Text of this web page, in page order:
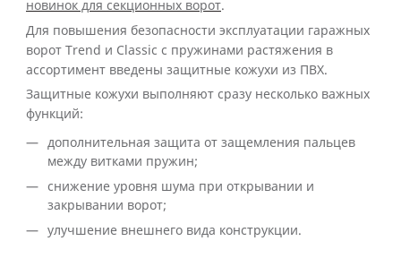
новинок для секционных ворот.
Для повышения безопасности эксплуатации гаражных
ворот Trend и Classic с пружинами растяжения в
ассортимент введены защитные кожухи из ПВХ.
Защитные кожухи выполняют сразу несколько важных
функций:
дополнительная защита от защемления пальцев
между витками пружин;
снижение уровня шума при открывании и
закрывании ворот;
улучшение внешнего вида конструкции.